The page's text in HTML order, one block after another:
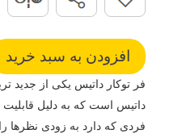
فر توکار داتیس یکی از جدید
داتیس است که به دلیل
فردی که دارد به زودی نظرها